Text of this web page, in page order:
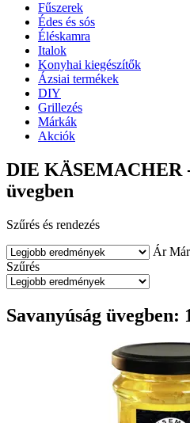
Fűszerek
Édes és sós
Éléskamra
Italok
Konyhai kiegészítők
Ázsiai termékek
DIY
Grillezés
Márkák
Akciók
DIE KÄSEMACHER
üvegben
Szűrés és rendezés
Ár
Szűrés
Savanyúság üvegben: